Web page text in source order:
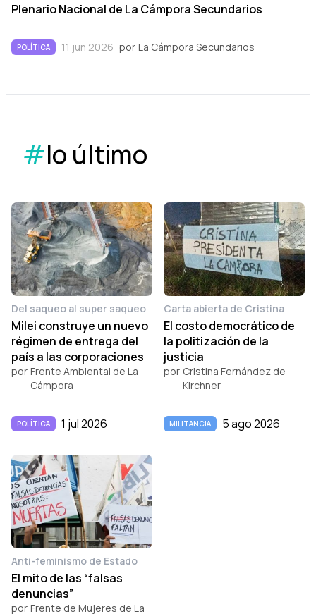
Plenario Nacional de La Cámpora Secundarios
POLÍTICA 11 jun 2026 por La Cámpora Secundarios
#lo último
Del saqueo al super saqueo
Milei construye un nuevo
régimen de entrega del
país a las corporaciones
por Frente Ambiental de La
Cámpora
POLÍTICA 1 jul 2026
Carta abierta de Cristina
El costo democrático de
la politización de la
justicia
por Cristina Fernández de
Kirchner
MILITANCIA 5 ago 2026
Anti-feminismo de Estado
El mito de las “falsas
denuncias”
por Frente de Mujeres de La